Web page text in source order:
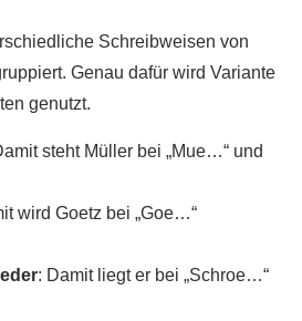
Schreibweisen von
Genau dafür wird Variante
genutzt.
steht Müller bei „Mue…“ und
wird Goetz bei „Goe…“
: Damit liegt er bei „Schroe…“